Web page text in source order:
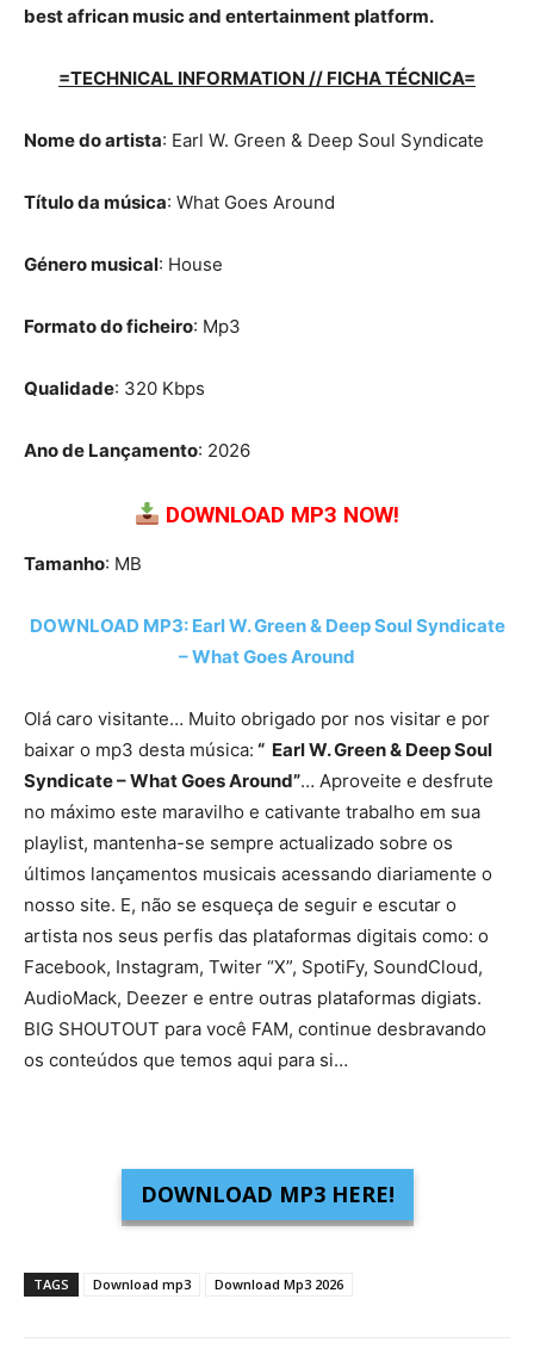
best african music and entertainment platform.
=TECHNICAL INFORMATION // FICHA TÉCNICA=
Nome do artista: Earl W. Green & Deep Soul Syndicate
Título da música: What Goes Around
Género musical: House
Formato do ficheiro: Mp3
Qualidade: 320 Kbps
Ano de Lançamento: 2026
DOWNLOAD MP3 NOW!
Tamanho: MB
DOWNLOAD MP3: Earl W. Green & Deep Soul Syndicate
– What Goes Around
Olá caro visitante… Muito obrigado por nos visitar e por
baixar o mp3 desta música: “ Earl W. Green & Deep Soul
Syndicate – What Goes Around”… Aproveite e desfrute
no máximo este maravilho e cativante trabalho em sua
playlist, mantenha-se sempre actualizado sobre os
últimos lançamentos musicais acessando diariamente o
nosso site. E, não se esqueça de seguir e escutar o
artista nos seus perfis das plataformas digitais como: o
Facebook, Instagram, Twiter “X”, SpotiFy, SoundCloud,
AudioMack, Deezer e entre outras plataformas digiats.
BIG SHOUTOUT para você FAM, continue desbravando
os conteúdos que temos aqui para si…
DOWNLOAD MP3 HERE!
TAGS Download mp3 Download Mp3 2026